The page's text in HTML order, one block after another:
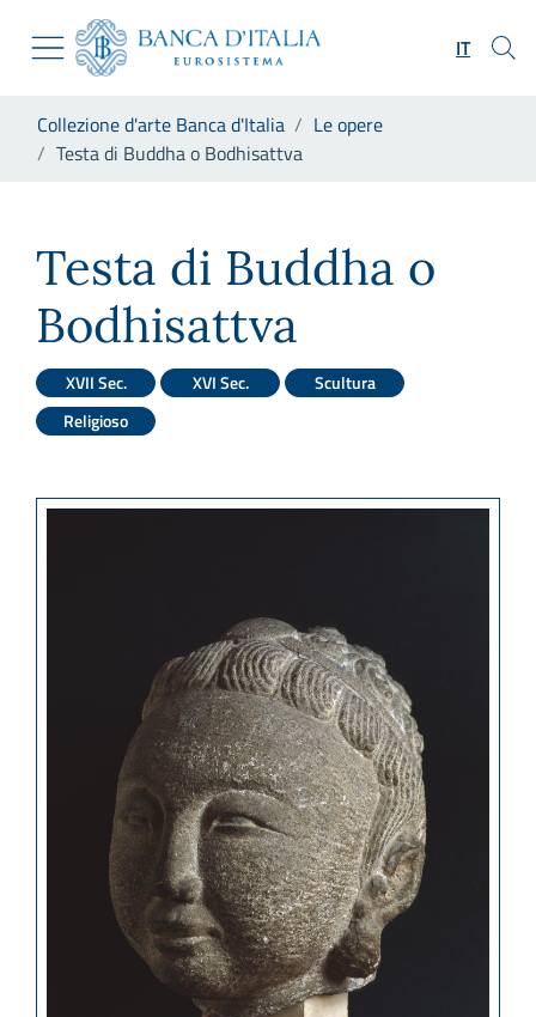
Skip to Main Content
Vai al sito istituzionale
Vai al menu di navigazione
Vai alla ricerca
Vai al footer
IT
Collezione d'arte Banca d'Italia
Le opere
Testa di Buddha o Bodhisattva
Testa di Buddha o
Bodhisattva
XVII Sec. XVI Sec.
Scultura
Religioso